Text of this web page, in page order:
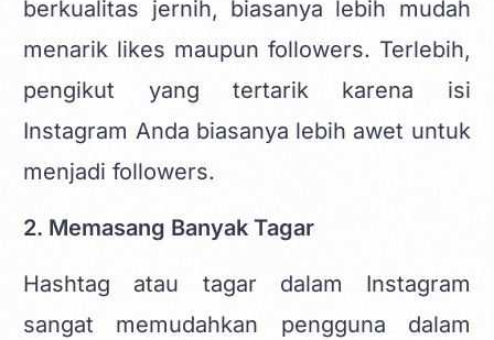
berkualitas jernih, biasanya lebih mudah
menarik likes maupun followers. Terlebih,
pengikut yang tertarik karena isi
Instagram Anda biasanya lebih awet untuk
menjadi followers.
2. Memasang Banyak Tagar
Hashtag atau tagar dalam Instagram
sangat memudahkan pengguna dalam